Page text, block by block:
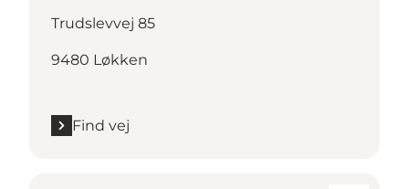
Trudslevvej 85
9480 Løkken
Find vej